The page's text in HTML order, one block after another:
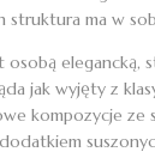
struktura ma w
osobą
jak wyjęty z
kompozycje ze